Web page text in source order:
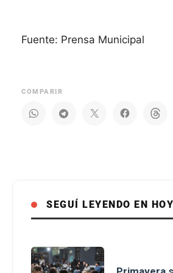
Fuente: Prensa Municipal
COMPARIR
SEGUÍ LEYENDO EN